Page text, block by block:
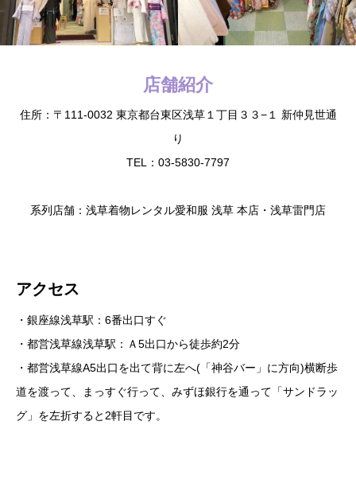
店舗紹介
住所：〒111-0032 東京都台東区浅草１丁目３３−１ 新仲見世通
り
TEL：03-5830-7797
系列店舗：浅草着物レンタル愛和服 浅草 本店・浅草雷門店
アクセス
・銀座線浅草駅：6番出口すぐ
・都営浅草線浅草駅：Ａ5出口から徒歩約2分
・都営浅草線A5出口を出て背に左へ(「神谷バー」に方向)横断歩
道を渡って、まっすぐ行って、みずほ銀行を通って「サンドラッ
グ」を左折すると2軒目です。